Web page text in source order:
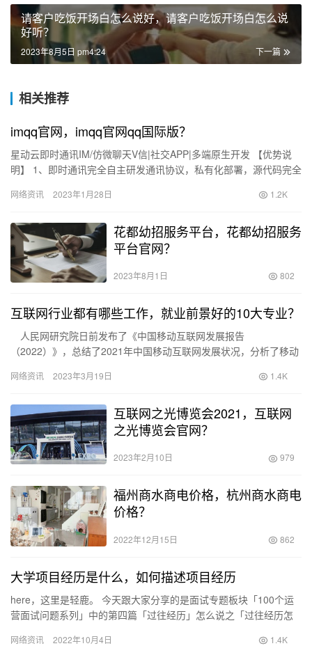
请客户吃饭开场白怎么说好，请客户吃饭开场白怎么说
好听？
下一篇
2023年8月5日 pm4:24
相关推荐
imqq官网，imqq官网qq国际版？
星动云即时通讯IM/仿微聊天V信|社交APP|多端原生开发 【优势说
明】 1、即时通讯完全自主研发通讯协议，私有化部署，源代码完全
网络资讯 2023年1月28日 1.2K
花都幼招服务平台，花都幼招服务
平台官网？
2023年8月1日 802
互联网行业都有哪些工作，就业前景好的10大专业？
人民网研究院日前发布了《中国移动互联网发展报告
（2022）》，总结了2021年中国移动互联网发展状况，分析了移动
全…
网络资讯 2023年3月19日 1.4K
互联网之光博览会2021，互联网
之光博览会官网？
2023年2月10日 979
福州商水商电价格，杭州商水商电
价格？
2022年12月15日 862
大学项目经历是什么，如何描述项目经历
here，这里是轻鹿。 今天跟大家分享的是面试专题板块「100个运
营面试问题系列」中的第四篇「过往经历」怎么说之「过往经历怎
网络资讯 2022年10月4日 1.4K